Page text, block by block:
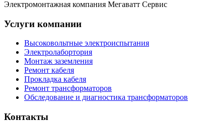
Электромонтажная компания Мегаватт Сервис
Услуги компании
Высоковольтные электроиспытания
Электролабортория
Монтаж заземления
Ремонт кабеля
Прокладка кабеля
Ремонт трансформаторов
Обследование и диагностика трансформаторов
Контакты